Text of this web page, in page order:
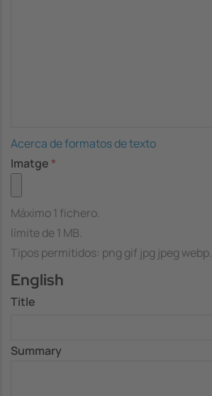
Acerca de formatos de texto
Imatge
Máximo 1 fichero.
límite de 1 MB.
Tipos permitidos: png gif jpg jpeg webp.
English
Title
Summary